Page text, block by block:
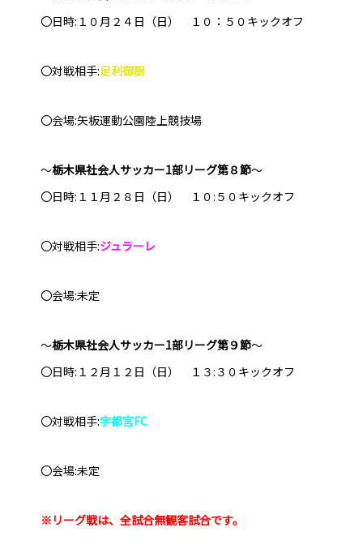
〇日時:１０月２４日（日） １０：５０キックオフ
〇対戦相手:足利御厨
〇会場:矢板運動公園陸上競技場
～栃木県社会人サッカー1部リーグ第８節～
〇日時:１１月２８日（日） １０:５０キックオフ
〇対戦相手:ジュラーレ
〇会場:未定
～栃木県社会人サッカー1部リーグ第９節～
〇日時:１２月１２日（日） １３:３０キックオフ
〇対戦相手:宇都宮FC
〇会場:未定
※リーグ戦は、全試合無観客試合です。